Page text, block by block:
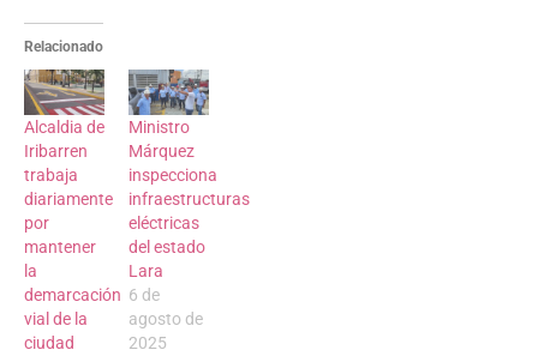
Relacionado
Alcaldia de
Iribarren
trabaja
diariamente
por
mantener
la
demarcación
vial de la
ciudad
Ministro
Márquez
inspecciona
infraestructuras
eléctricas
del estado
Lara
6 de
agosto de
2025